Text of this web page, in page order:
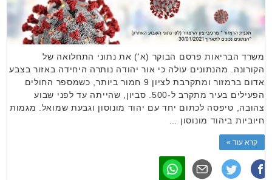
משרד הבריאות פרסם הבוקר (א') את נתוני התחלואה של
הקורונה. מהנתונים עולה כי אור יהודה נותרה היחידה באזור בצבע
אדום ברמזור ומתקרבת לציון 9 חמור ביותר, כשמספר החולים
הפעילים בעיר מתקרב ל-500. סביון, שהייתה עד לפני שבוע
צהובה, טיפסה לכתום יחד עם יהוד מונוסון וגבעת שמואל. מגמות
חיוביות ביהוד מונוסון …
קרא עוד »